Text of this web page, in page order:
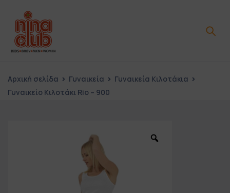
Αρχική σελίδα Γυναικεία
Γυναικεία Κιλοτάκια
Γυναικείο Κιλοτάκι Rio – 900